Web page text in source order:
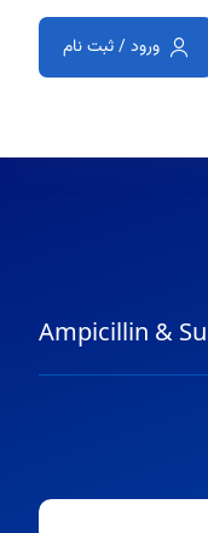
ورود / ثبت نام
Ampicillin &